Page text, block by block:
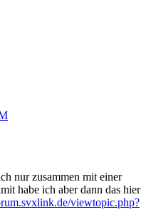
nur zusammen mit einer
habe ich aber dann das hier
viewtopic.php?